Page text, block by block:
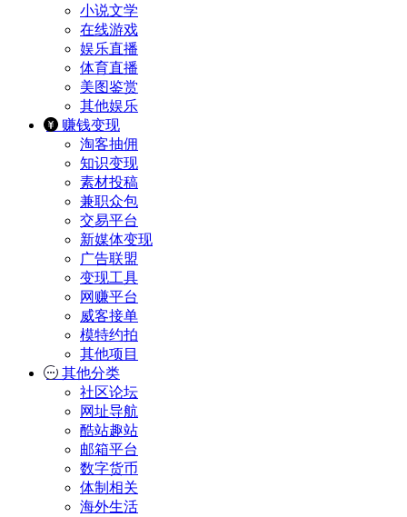
小说文学
在线游戏
娱乐直播
体育直播
美图鉴赏
其他娱乐
赚钱变现
淘客抽佣
知识变现
素材投稿
兼职众包
交易平台
新媒体变现
广告联盟
变现工具
网赚平台
威客接单
模特约拍
其他项目
其他分类
社区论坛
网址导航
酷站趣站
邮箱平台
数字货币
体制相关
海外生活